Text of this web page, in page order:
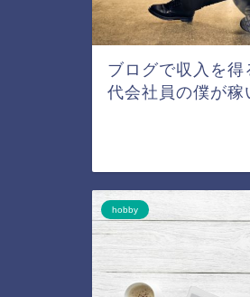
ブログで収入を
代会社員の僕が稼
hobby